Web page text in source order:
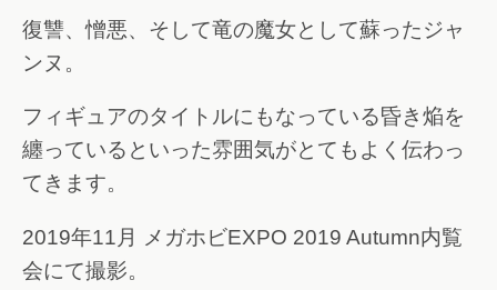
復讐、憎悪、そして竜の魔女として蘇ったジャ
ンヌ。
フィギュアのタイトルにもなっている昏き焔を
纏っているといった雰囲気がとてもよく伝わっ
てきます。
2019年11月 メガホビEXPO 2019 Autumn内覧
会にて撮影。